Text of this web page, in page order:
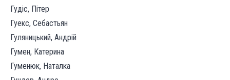
Гудіс, Пітер
Гуекс, Себастьян
Гуляницький, Андрій
Гумен, Катерина
Гуменюк, Наталка